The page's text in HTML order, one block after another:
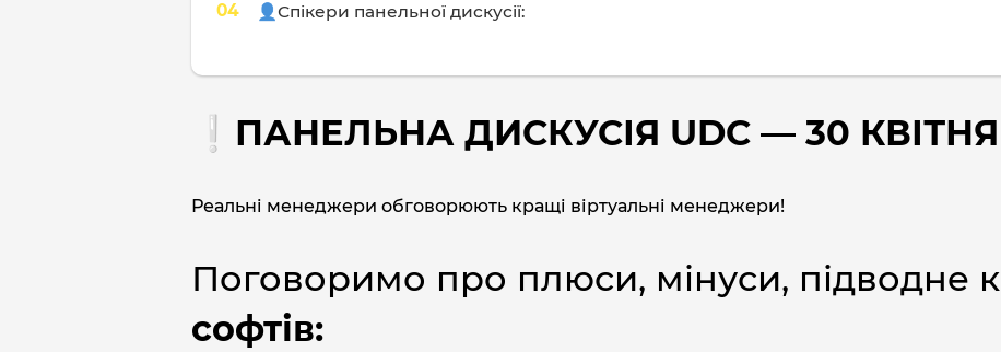
👤Спікери панельної дискусії:
❕ПАНЕЛЬНА ДИСКУСІЯ UDC — 30 КВІТНЯ
Реальні менеджери обговорюють кращі віртуальні менеджери!
Поговоримо про плюси, мінуси, підводне
софтів: